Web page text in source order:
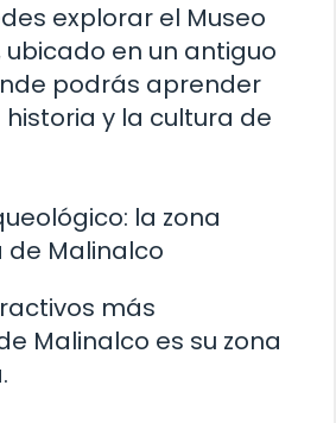
explorar el Museo
ubicado en un antiguo
podrás aprender
y la cultura de
la zona
Malinalco
más
Malinalco es su zona